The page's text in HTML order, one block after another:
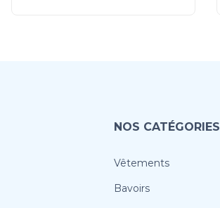
NOS CATÉGORIES
Vêtements
Bavoirs